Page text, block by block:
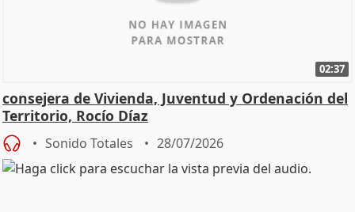
02:37
consejera de Vivienda, Juventud y Ordenación del
Territorio, Rocío Díaz
Sonido Totales 28/07/2026